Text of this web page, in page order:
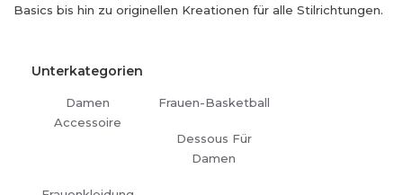
Basics bis hin zu originellen Kreationen für alle Stilrichtungen.
Unterkategorien
Damen
Accessoire
Frauen-Basketball
Dessous Für
Damen